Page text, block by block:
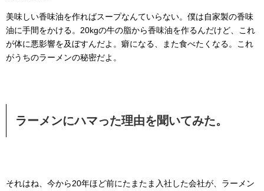
美味しい香味油を作ればスープなんていらない。僕は自家製の香味
油に手間をかける。20kgの牛の脂から香味油を作るんだけど、これ
が体に悪影響を及ぼすんだよ。癖になる、また食べたくなる。これ
がうちのラーメンの秘密だよ。
ラーメンにハマった理由を聞いてみた。
それはね、今から20年ほど前にたまたま入社した会社が、ラーメン